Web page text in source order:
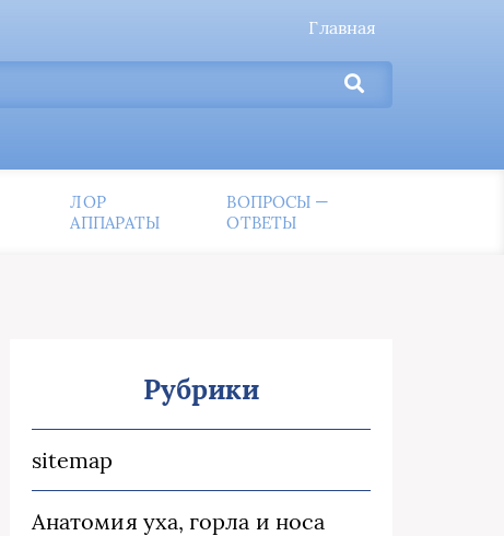
Главная
ЛОР
АППАРАТЫ
ВОПРОСЫ —
ОТВЕТЫ
Рубрики
sitemap
Анатомия уха, горла и носа